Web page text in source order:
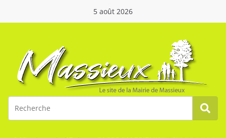
5 août 2026